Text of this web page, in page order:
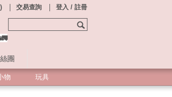
團
) 交易查詢 登入 / 註冊
物 玩具